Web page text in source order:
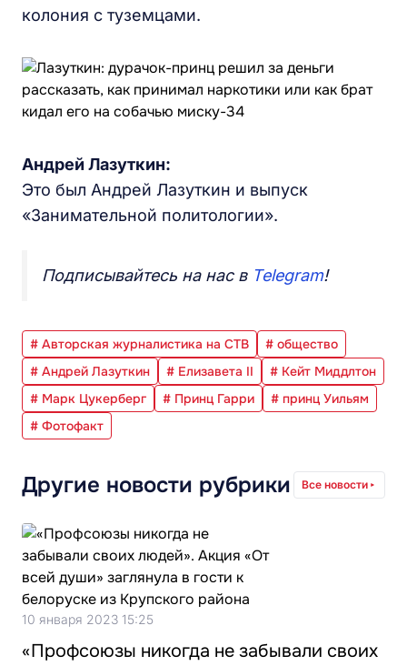
колония с туземцами.
Андрей Лазуткин:
Это был Андрей Лазуткин и выпуск
«Занимательной политологии».
Подписывайтесь на нас в Telegram!
# Авторская журналистика на СТВ
# общество
# Андрей Лазуткин
# Елизавета II
# Кейт Миддлтон
# Марк Цукерберг
# Принц Гарри
# принц Уильям
# Фотофакт
Другие новости рубрики Все новости
10 января 2023 15:25
«Профсоюзы никогда не забывали своих